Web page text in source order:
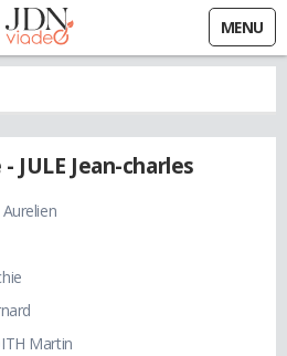
MENU
JULE Jean-charles
Aurelien
Martin